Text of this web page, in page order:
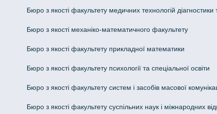
Бюро з якості факультету медичних технологій діагностики
Бюро з якості механіко-математичного факультету
Бюро з якості факультету прикладної математики
Бюро з якості факультету психології та спеціальної освіти
Бюро з якості факультету систем і засобів масової
Бюро з якості факультету суспільних наук і міжнародних